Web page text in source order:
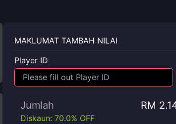
MAKLUMAT TAMBAH NILAI
Player ID
Jumlah RM
Diskaun: 70.0% OFF